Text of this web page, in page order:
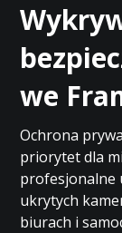
we
Ochrona
priorytet dla
profesjonalne
ukrytych
biurach i